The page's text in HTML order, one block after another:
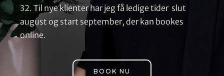
32. Til nye klienter har jeg få ledige tider slut
august og start september, der kan bookes
online.
BOOK NU